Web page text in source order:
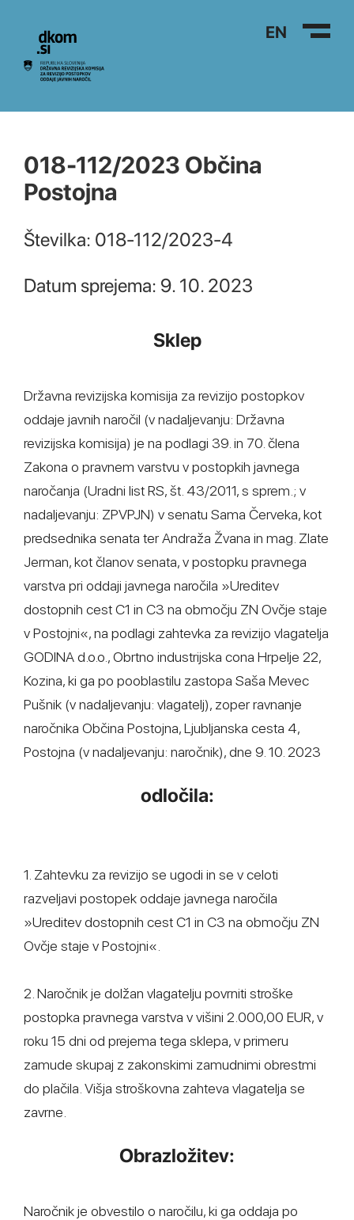
Na vsebino EN
018-112/2023 Občina
Postojna
Številka: 018-112/2023-4
Datum sprejema: 9. 10. 2023
Sklep
Državna revizijska komisija za revizijo postopkov
oddaje javnih naročil (v nadaljevanju: Državna
revizijska komisija) je na podlagi 39. in 70. člena
Zakona o pravnem varstvu v postopkih javnega
naročanja (Uradni list RS, št. 43/2011, s sprem.; v
nadaljevanju: ZPVPJN) v senatu Sama Červeka, kot
predsednika senata ter Andraža Žvana in mag. Zlate
Jerman, kot članov senata, v postopku pravnega
varstva pri oddaji javnega naročila »Ureditev
dostopnih cest C1 in C3 na območju ZN Ovčje staje
v Postojni«, na podlagi zahtevka za revizijo vlagatelja
GODINA d.o.o., Obrtno industrijska cona Hrpelje 22,
Kozina, ki ga po pooblastilu zastopa Saša Mevec
Pušnik (v nadaljevanju: vlagatelj), zoper ravnanje
naročnika Občina Postojna, Ljubljanska cesta 4,
Postojna (v nadaljevanju: naročnik), dne 9. 10. 2023
odločila:
1. Zahtevku za revizijo se ugodi in se v celoti
razveljavi postopek oddaje javnega naročila
»Ureditev dostopnih cest C1 in C3 na območju ZN
Ovčje staje v Postojni«.
2. Naročnik je dolžan vlagatelju povrniti stroške
postopka pravnega varstva v višini 2.000,00 EUR, v
roku 15 dni od prejema tega sklepa, v primeru
zamude skupaj z zakonskimi zamudnimi obrestmi
do plačila. Višja stroškovna zahteva vlagatelja se
zavrne.
Obrazložitev:
Naročnik je obvestilo o naročilu, ki ga oddaja po